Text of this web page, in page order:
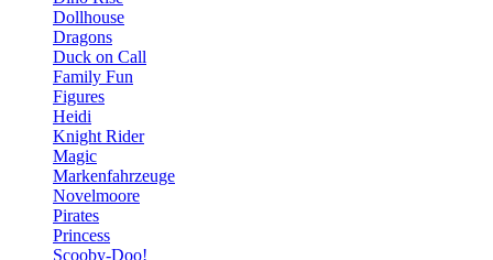
Dollhouse
Dragons
Duck on Call
Family Fun
Figures
Heidi
Knight Rider
Magic
Markenfahrzeuge
Novelmoore
Pirates
Princess
Scooby-Doo!